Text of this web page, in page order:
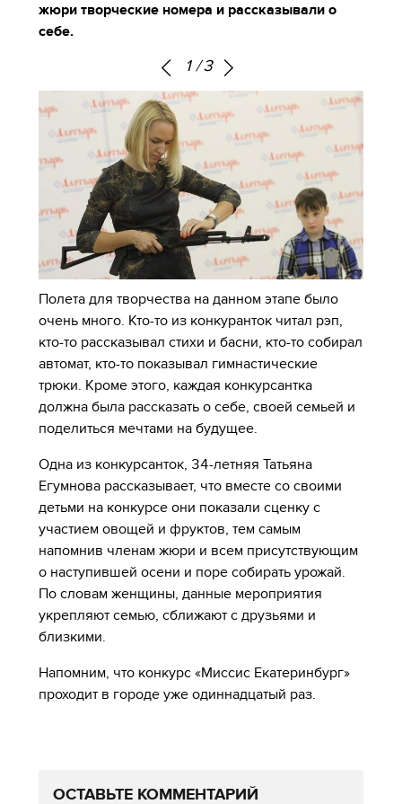
жюри творческие номера и рассказывали о
себе.
1/3
Полета для творчества на данном этапе было
очень много. Кто-то из конкуранток читал рэп,
кто-то рассказывал стихи и басни, кто-то собирал
автомат, кто-то показывал гимнастические
трюки. Кроме этого, каждая конкурсантка
должна была рассказать о себе, своей семьей и
поделиться мечтами на будущее.
Одна из конкурсанток, 34-летняя Татьяна
Егумнова рассказывает, что вместе со своими
детьми на конкурсе они показали сценку с
участием овощей и фруктов, тем самым
напомнив членам жюри и всем присутствующим
о наступившей осени и поре собирать урожай.
По словам женщины, данные мероприятия
укрепляют семью, сближают с друзьями и
близкими.
Напомним, что конкурс «Миссис Екатеринбург»
проходит в городе уже одиннадцатый раз.
ОСТАВЬТЕ КОММЕНТАРИЙ